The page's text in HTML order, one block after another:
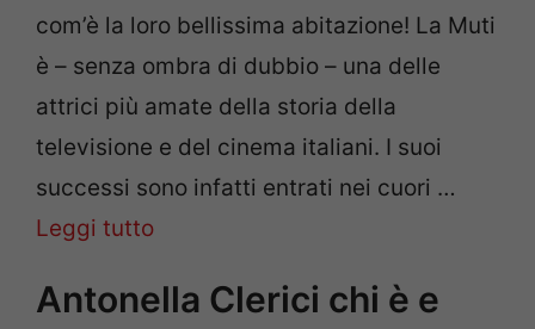
com’è la loro bellissima abitazione! La Muti
è – senza ombra di dubbio – una delle
attrici più amate della storia della
televisione e del cinema italiani. I suoi
successi sono infatti entrati nei cuori …
Leggi tutto
Antonella Clerici chi è e